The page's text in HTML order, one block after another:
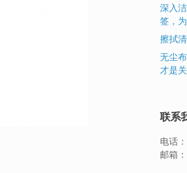
深入
签，
擦拭
无尘
才是
联系
电话：
邮箱：